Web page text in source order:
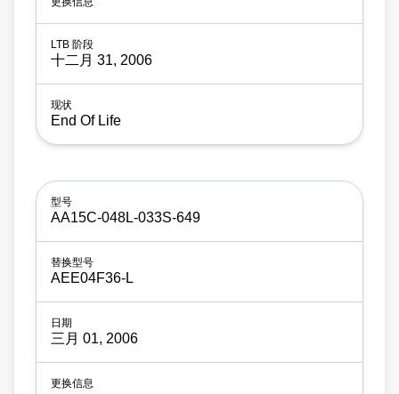
十二月 31, 2006
End Of Life
AA15C-048L-033S-649
AEE04F36-L
三月 01, 2006